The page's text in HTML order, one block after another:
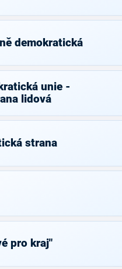
demokratická
unie -
lidová
strana
pro kraj"